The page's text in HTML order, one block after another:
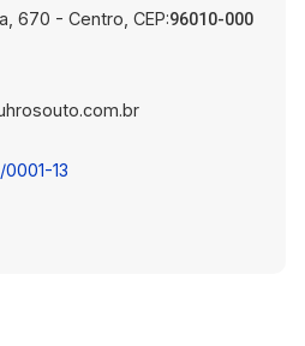
670 - Centro, CEP:96010-000
13